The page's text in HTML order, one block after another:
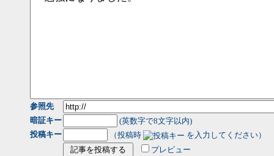
参照先
暗証キー
(英数字で8文字以内)
投稿キー
（投稿時
を入力してください）
プレビュー